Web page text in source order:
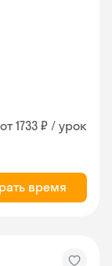
от 1733 ₽ / урок
время